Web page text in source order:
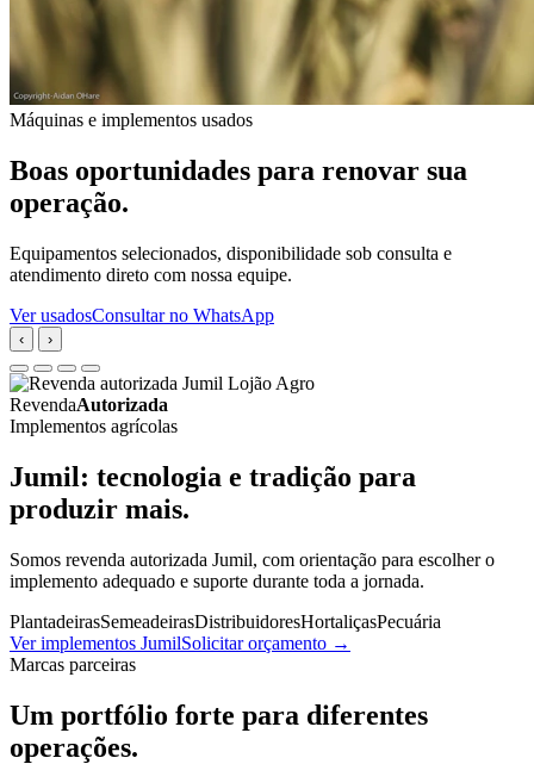
Máquinas e implementos usados
Boas oportunidades para renovar sua
operação.
Equipamentos selecionados, disponibilidade sob consulta e
atendimento direto com nossa equipe.
Ver usadosConsultar no WhatsApp
‹ ›
RevendaAutorizada
Implementos agrícolas
Jumil: tecnologia e tradição para
produzir mais.
Somos revenda autorizada Jumil, com orientação para escolher o
implemento adequado e suporte durante toda a jornada.
PlantadeirasSemeadeirasDistribuidoresHortaliçasPecuária
Ver implementos JumilSolicitar orçamento →
Marcas parceiras
Um portfólio forte para diferentes
operações.